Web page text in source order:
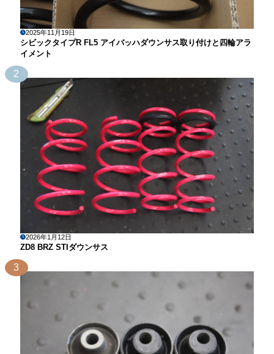
2025年11月19日
シビックタイプR FL5 アイバッハダウンサス取り付けと四輪アラ
イメント
2
2026年1月12日
ZD8 BRZ STIダウンサス
3